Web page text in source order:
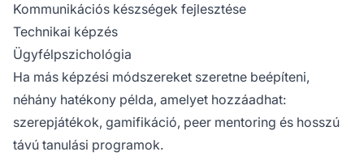
Kommunikációs készségek fejlesztése
Technikai képzés
Ügyfélpszichológia
Ha más képzési módszereket szeretne beépíteni,
néhány hatékony példa, amelyet hozzáadhat:
szerepjátékok, gamifikáció, peer mentoring és hosszú
távú tanulási programok.